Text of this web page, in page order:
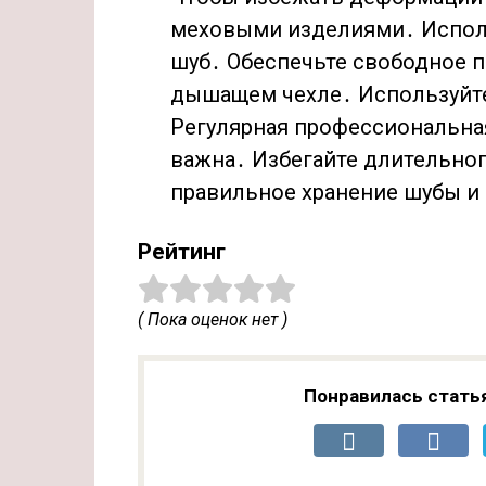
меховыми изделиями․
шуб․ Обеспечьте свободное
дышащем чехле․
Регулярная
важна․ Избегайте
правильное хранение шубы и
Рейтинг
( Пока оценок нет )
Понравилась